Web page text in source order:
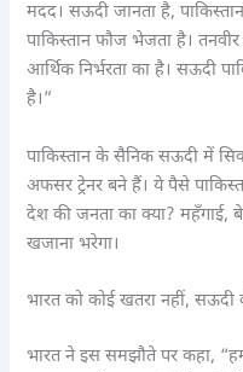
मदद। सऊदी जानता है,
पाकिस्तान फौज भेजता है।
आर्थिक निर्भरता का है। सऊदी
है।”
पाकिस्तान के सैनिक सऊदी में
अफसर ट्रेनर बने हैं। ये पैसे
देश की जनता का क्या? महँगाई,
खजाना भरेगा।
भारत को कोई खतरा नहीं, सऊदी
भारत ने इस समझौते पर कहा,